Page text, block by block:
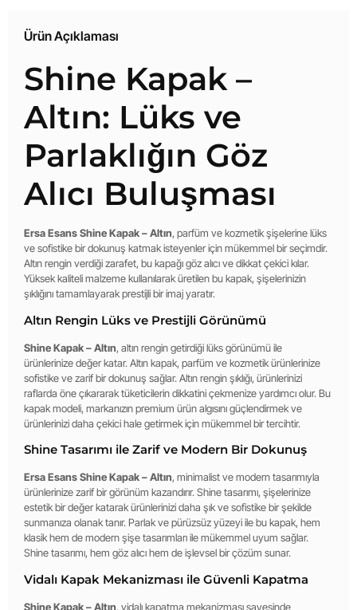
Ürün Açıklaması
Shine Kapak –
Altın: Lüks ve
Parlaklığın Göz
Alıcı Buluşması
Ersa Esans Shine Kapak – Altın, parfüm ve kozmetik şişelerine lüks
ve sofistike bir dokunuş katmak isteyenler için mükemmel bir seçimdir.
Altın rengin verdiği zarafet, bu kapağı göz alıcı ve dikkat çekici kılar.
Yüksek kaliteli malzeme kullanılarak üretilen bu kapak, şişelerinizin
şıklığını tamamlayarak prestijli bir imaj yaratır.
Altın Rengin Lüks ve Prestijli Görünümü
Shine Kapak – Altın, altın rengin getirdiği lüks görünümü ile
ürünlerinize değer katar. Altın kapak, parfüm ve kozmetik ürünlerinize
sofistike ve zarif bir dokunuş sağlar. Altın rengin şıklığı, ürünlerinizi
raflarda öne çıkararak tüketicilerin dikkatini çekmenize yardımcı olur. Bu
kapak modeli, markanızın premium ürün algısını güçlendirmek ve
ürünlerinizi daha çekici hale getirmek için mükemmel bir tercihtir.
Shine Tasarımı ile Zarif ve Modern Bir Dokunuş
Ersa Esans Shine Kapak – Altın, minimalist ve modern tasarımıyla
ürünlerinize zarif bir görünüm kazandırır. Shine tasarımı, şişelerinize
estetik bir değer katarak ürünlerinizi daha şık ve sofistike bir şekilde
sunmanıza olanak tanır. Parlak ve pürüzsüz yüzeyi ile bu kapak, hem
klasik hem de modern şişe tasarımları ile mükemmel uyum sağlar.
Shine tasarımı, hem göz alıcı hem de işlevsel bir çözüm sunar.
Vidalı Kapak Mekanizması ile Güvenli Kapatma
Shine Kapak – Altın, vidalı kapatma mekanizması sayesinde